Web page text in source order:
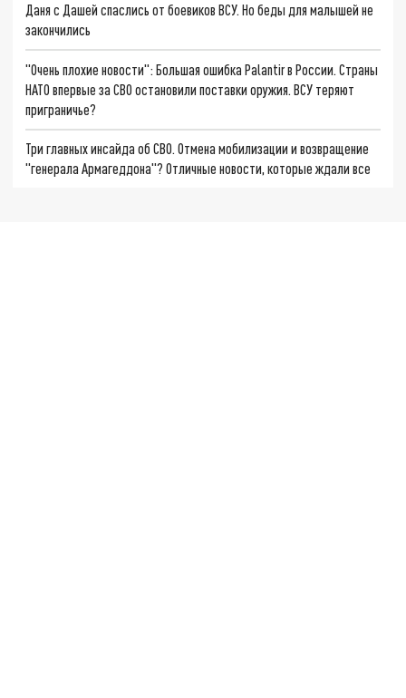
Даня с Дашей спаслись от боевиков ВСУ. Но беды для малышей не
закончились
"Очень плохие новости": Большая ошибка Palantir в России. Страны
НАТО впервые за СВО остановили поставки оружия. ВСУ теряют
приграничье?
Три главных инсайда об СВО. Отмена мобилизации и возвращение
"генерала Армагеддона"? Отличные новости, которые ждали все